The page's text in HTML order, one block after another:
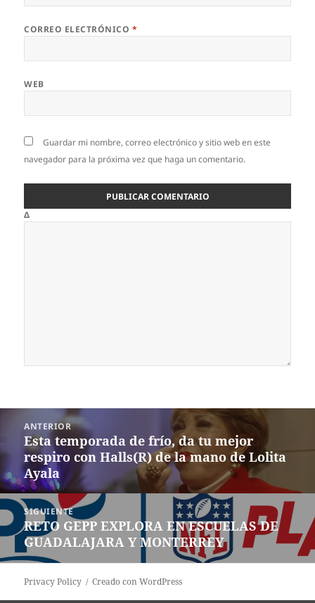
CORREO ELECTRÓNICO *
WEB
Guardar mi nombre, correo electrónico y sitio web en este
navegador para la próxima vez que haga un comentario.
Δ
entradas
ANTERIOR
Entrada
anterior:
Esta temporada de frío, da tu mejor
respiro con Halls(R) de la mano de Lolita
Ayala
SIGUIENTE
Siguiente
entrada:
RETO GEPP EXPLORA EN ESCUELAS DE
GUADALAJARA Y MONTERREY
Privacy Policy Creado con WordPress